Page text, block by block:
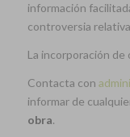
información
controversia
La incorporación
Contacta con
informar de
obra.